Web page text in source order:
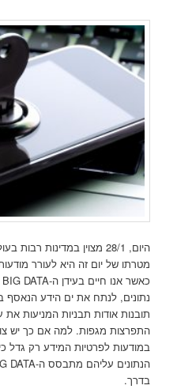
היום, 28/1 מצוין במדינות רבות בעולם
מטרתו של יום זה היא לעורר
נתונים, לנתח את ים הידע הנאסף
תובנות אודות תבניות המניעות
התפרצות מגפות. למה אם כך יש
במודעות לפרטיות המידע רק גדל
בדרך.